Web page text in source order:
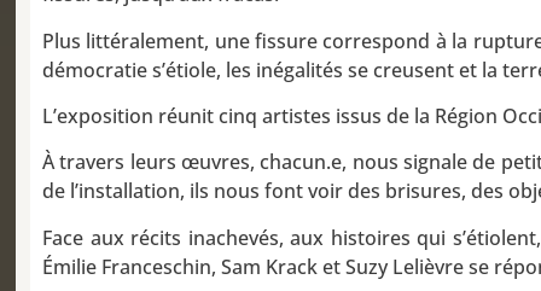
Plus littéralement, une fissure correspond à la
démocratie s’étiole, les inégalités se creusent et la
L’exposition réunit cinq artistes issus de la Région
À travers leurs œuvres, chacun.e, nous signale de
de l’installation, ils nous font voir des brisures, des
Face aux récits inachevés, aux histoires qui
Émilie Franceschin, Sam Krack et Suzy Lelièvre se